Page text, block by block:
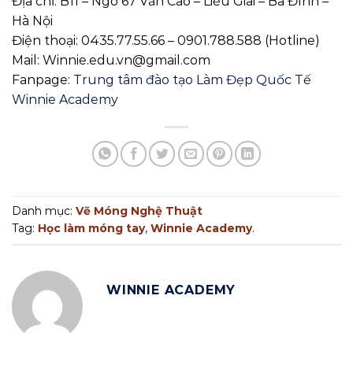
Hà Nội
Điện thoại: 0435.77.55.66 – 0901.788.588 (Hotline)
Mail: Winnie.edu.vn@gmail.com
Fanpage: Trung tâm đào tạo Làm Đẹp Quốc Tế
Winnie Academy
Danh mục: Vẽ Móng Nghệ Thuật
Tag: Học làm móng tay, Winnie Academy.
WINNIE ACADEMY